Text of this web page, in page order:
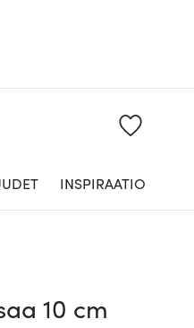
INSPIRAATIO
10 cm